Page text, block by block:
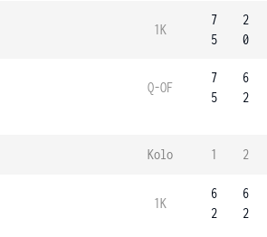
1K
7
5
2
0
Q-OF
7
5
6
2
Kolo 1 2
1K
6
2
6
2